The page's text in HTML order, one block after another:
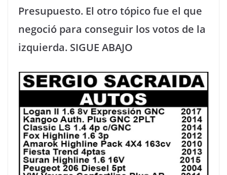
Presupuesto. El otro tópico fue el que
negoció para conseguir los votos de la
izquierda. SIGUE ABAJO